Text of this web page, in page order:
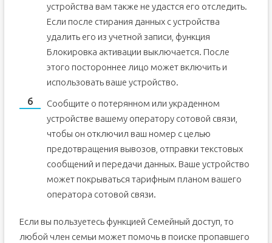
устройства вам также не удастся его отследить.
Если после стирания данных с устройства
удалить его из учетной записи, функция
Блокировка активации выключается. После
этого постороннее лицо может включить и
использовать ваше устройство.
Сообщите о потерянном или украденном
устройстве вашему оператору сотовой связи,
чтобы он отключил ваш номер с целью
предотвращения вывозов, отправки текстовых
сообщений и передачи данных. Ваше устройство
может покрываться тарифным планом вашего
оператора сотовой связи.
Если вы пользуетесь функцией Семейный доступ, то
любой член семьи может помочь в поиске пропавшего